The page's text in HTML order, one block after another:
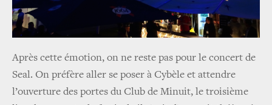
Après cette émotion, on ne reste pas pour le concert de
Seal. On préfère aller se poser à Cybèle et attendre
l’ouverture des portes du Club de Minuit, le troisième